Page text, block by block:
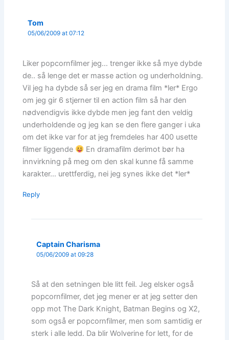
Tom
05/06/2009 at 07:12
Liker popcornfilmer jeg… trenger ikke så mye dybde
de.. så lenge det er masse action og underholdning.
Vil jeg ha dybde så ser jeg en drama film *ler* Ergo
om jeg gir 6 stjerner til en action film så har den
nødvendigvis ikke dybde men jeg fant den veldig
underholdende og jeg kan se den flere ganger i uka
om det ikke var for at jeg fremdeles har 400 usette
filmer liggende
En dramafilm derimot bør ha
innvirkning på meg om den skal kunne få samme
karakter… urettferdig, nei jeg synes ikke det *ler*
Reply
Captain Charisma
05/06/2009 at 09:28
Så at den setningen ble litt feil. Jeg elsker også
popcornfilmer, det jeg mener er at jeg setter den
opp mot The Dark Knight, Batman Begins og X2,
som også er popcornfilmer, men som samtidig er
sterk i alle ledd. Da blir Wolverine for lett, for de